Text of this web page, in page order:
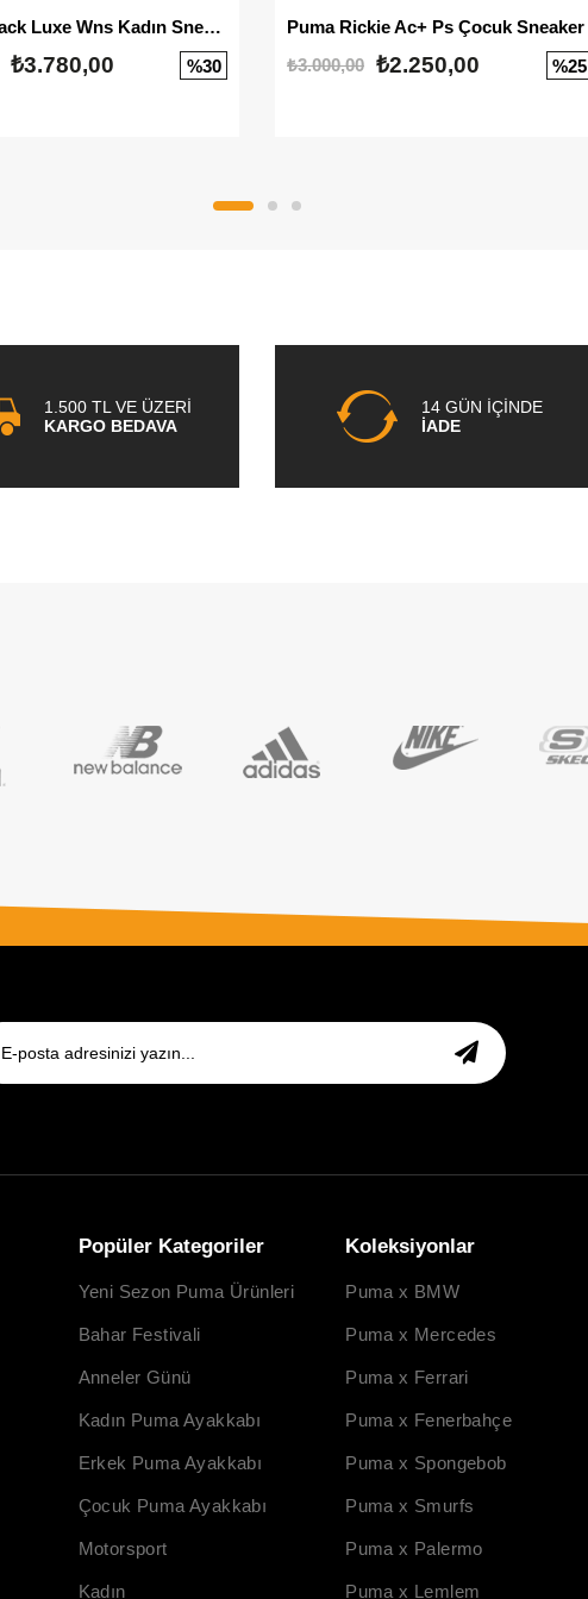
Mayze Stack Luxe Wns Kadın Sneaker
₺3.780,00 %30
Puma Rickie Ac+ Ps Çocuk Sneaker
₺3.000,00 ₺2.250,00 %25
1.500 TL VE ÜZERİ
KARGO BEDAVA
14 GÜN İÇİNDE
İADE
Popüler Kategoriler
Yeni Sezon Puma Ürünleri
Bahar Festivali
Anneler Günü
Kadın Puma Ayakkabı
Erkek Puma Ayakkabı
Çocuk Puma Ayakkabı
Motorsport
Kadın
Koleksiyonlar
Puma x BMW
Puma x Mercedes
Puma x Ferrari
Puma x Fenerbahçe
Puma x Spongebob
Puma x Smurfs
Puma x Palermo
Puma x Lemlem